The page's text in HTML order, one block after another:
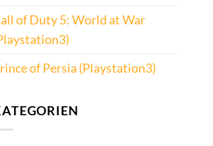
of Duty 5: World at War
of Persia (Playstation3)